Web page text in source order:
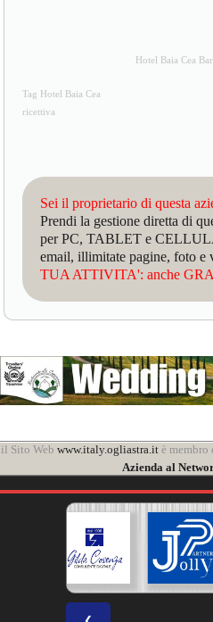
Hotel Baia Cea
Tag Hotel Baia Cea
ricettiva
Sei il proprietario di questa
Prendi la gestione diretta di
per PC, TABLET e
email, illimitate pagine, foto e
TUA ATTIVITA': anche
il Sito Web www.italy.ogliastra.it è
Azienda al